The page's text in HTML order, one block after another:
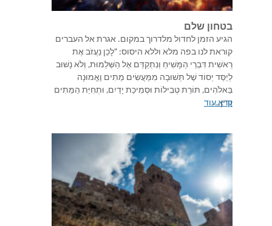
בטחון שלם
הגיע הזמן לחדול מלדרוך במקום. אגרת אל העברים
קוראת לנו בפה מלא וללא היסוס: "לָכֵן נַעֲזֹב אֶת
רֵאשִׁית דִּבְרֵי הַמָּשִׁיחַ וְנִתְקַדֵּם אֶל הַשְּׁלֵמוּת, וְלֹא נָשׁוּב
לְיַסֵּד יְסוֹד שֶׁל תְּשׁוּבָה מִמַּעֲשִׂים מֵתִים וֶאֱמוּנָה
בֵּאלֹהִים, תּוֹרַת טְבִילוֹת וּסְמִיכַת יָדַיִם, וּתְחִיַּת הַמֵּתִים
וְדִין…
קרא עוד